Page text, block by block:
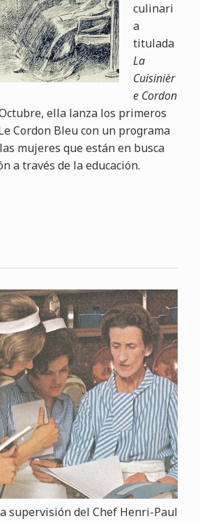
culinari
a
titulada
La
Cuisinièr
e Cordon
ella lanza los primeros
Cordon Bleu con un programa
mujeres que están en busca
a través de la educación.
supervisión del Chef Henri-Paul